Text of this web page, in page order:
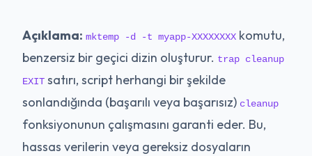
Açıklama: mktemp -d -t myapp-XXXXXXXX komutu,
benzersiz bir geçici dizin oluşturur. trap cleanup
EXIT satırı, script herhangi bir şekilde
sonlandığında (başarılı veya başarısız) cleanup
fonksiyonunun çalışmasını garanti eder. Bu,
hassas verilerin veya gereksiz dosyaların